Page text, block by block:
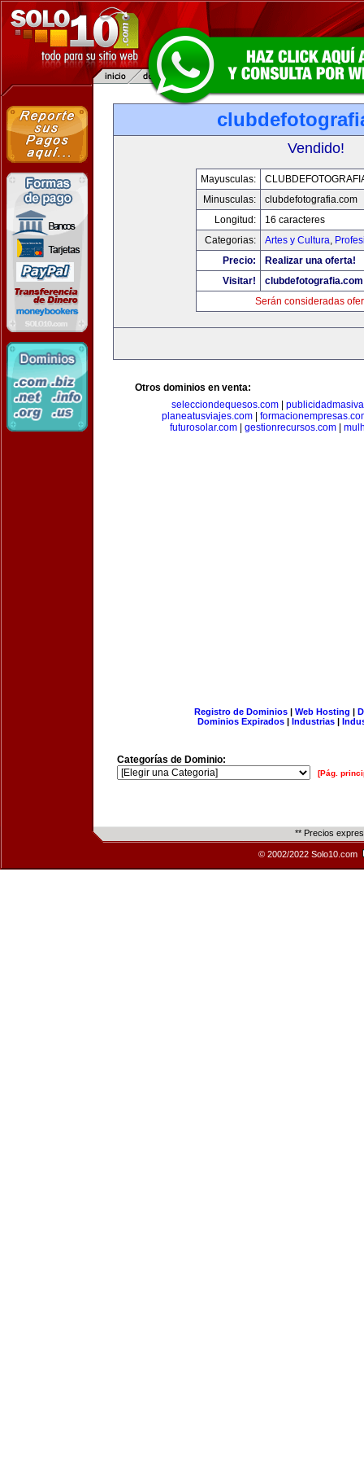
Vendido!
Mayusculas:
Minusculas:
clubdefotografia.com
Longitud:
16 caracteres
Categorias:
Artes y Cultura,
Precio:
Realizar una oferta!
Visitar!
clubdefotografia.com
Serán consideradas
Otros dominios en venta:
selecciondequesos.com
planeatusviajes.com
futurosolar.com| gestionrecursos.com|
Registro de Dominios| Web Hosting |
Dominios Expirados | Industrias |
Categorías de Dominio:
[Pág.
** Precios
© 2002/2022 Solo10.com